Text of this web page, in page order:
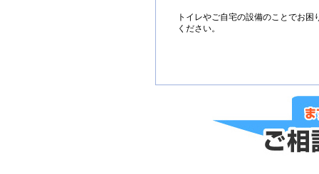
トイレやご自宅の設備のことでお
ください。